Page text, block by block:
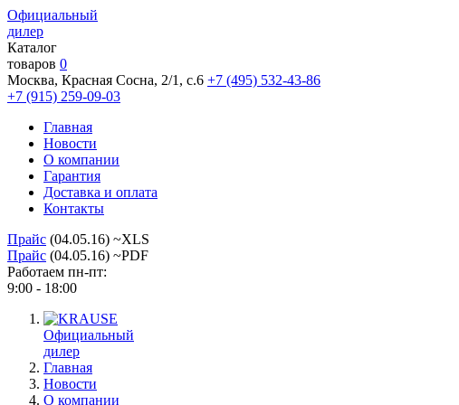
Официальный
дилер
Каталог
товаров 0
Москва, Красная Сосна, 2/1, с.6 +7 (495) 532-43-86
+7 (915) 259-09-03
Главная
Новости
О компании
Гарантия
Доставка и оплата
Контакты
Прайс (04.05.16) ~XLS
Прайс (04.05.16) ~PDF
Работаем пн-пт:
9:00 - 18:00
Официальный
дилер
Главная
Новости
О компании